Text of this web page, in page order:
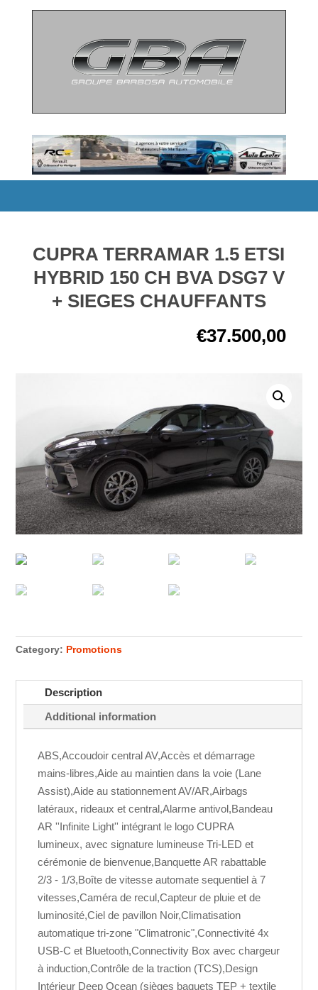
CUPRA TERRAMAR 1.5 ETSI
HYBRID 150 CH BVA DSG7 V
+ SIEGES CHAUFFANTS
€37.500,00
Category: Promotions
Description
Additional information
ABS,Accoudoir central AV,Accès et démarrage
mains-libres,Aide au maintien dans la voie (Lane
Assist),Aide au stationnement AV/AR,Airbags
latéraux, rideaux et central,Alarme antivol,Bandeau
AR ''Infinite Light'' intégrant le logo CUPRA
lumineux, avec signature lumineuse Tri-LED et
cérémonie de bienvenue,Banquette AR rabattable
2/3 - 1/3,Boîte de vitesse automate sequentiel à 7
vitesses,Caméra de recul,Capteur de pluie et de
luminosité,Ciel de pavillon Noir,Climatisation
automatique tri-zone "Climatronic",Connectivité 4x
USB-C et Bluetooth,Connectivity Box avec chargeur
à induction,Contrôle de la traction (TCS),Design
Intérieur Deep Ocean (sièges baquets TEP + textile